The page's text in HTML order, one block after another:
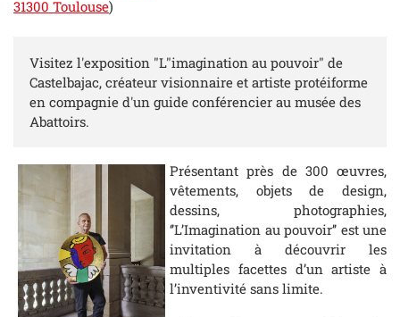
31300 Toulouse)
Visitez l'exposition "L"imagination au pouvoir" de
Castelbajac, créateur visionnaire et artiste protéiforme
en compagnie d'un guide conférencier au musée des
Abattoirs.
Présentant près de 300 œuvres,
vêtements, objets de design,
dessins, photographies,
‘’L’Imagination au pouvoir’’ est une
invitation à découvrir les
multiples facettes d’un artiste à
l’inventivité sans limite.